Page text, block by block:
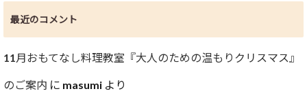
最近のコメント
11月おもてなし料理教室『大人のための温もりクリスマス』
のご案内 に masumi より